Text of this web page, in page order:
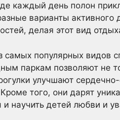
каждый день полон
варианты активного
делая этот вид
самых популярных видов
паркам позволяют не
улучшают
Кроме того, они дарят
и научить детей любви и